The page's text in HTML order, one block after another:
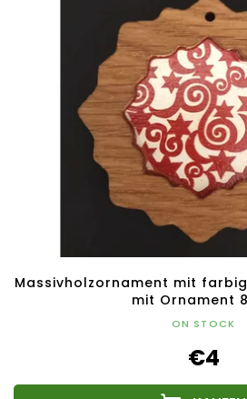
Massivholzornament mit
mit Ornament
ON STOCK
€4